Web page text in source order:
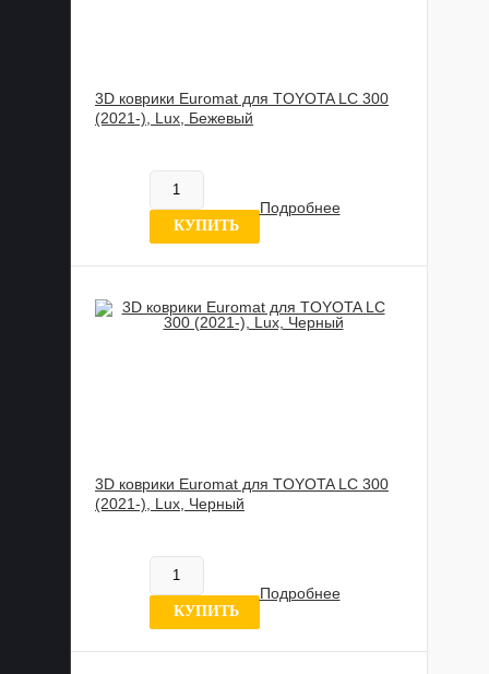
3D коврики Euromat для TOYOTA LC 300
(2021-), Lux, Бежевый
В наличии
0 отзывов
КУПИТЬ
Подробнее
3D коврики Euromat для TOYOTA LC 300
(2021-), Lux, Черный
В наличии
0 отзывов
КУПИТЬ
Подробнее